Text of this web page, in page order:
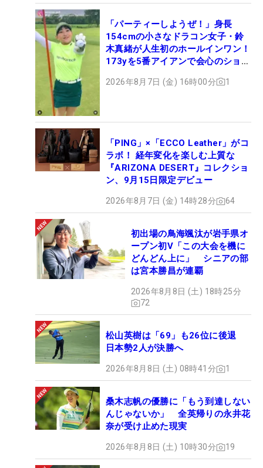
「パーティーしようぜ！」身長
154cmの小さなドラコン女子・鈴
木真緒が人生初のホールインワン！
173yを5番アイアンで会心のショッ
2026年8月7日 (金) 16時00分 1
「PING」×「ECCO Leather」がコ
ラボ！ 経年変化を楽しむ上質な
『ARIZONA DESERT』コレクショ
ン、9月15日限定デビュー
2026年8月7日 (金) 14時28分 64
初出場の鳥海颯汰が岩手県オ
ープン初V「この大会を機に
どんどん上に」 シニアの部
は宮本勝昌が連覇
2026年8月8日 (土) 18時25分
72
松山英樹は「69」も26位に後退
日本勢2人が決勝へ
2026年8月8日 (土) 08時41分 1
桑木志帆の優勝に「もう到達しない
んじゃないか」 全英帰りの永井花
奈が受け止めた現実
2026年8月8日 (土) 10時30分 19